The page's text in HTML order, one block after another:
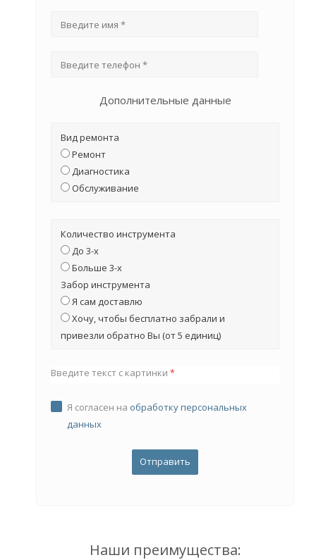
Дополнительные данные
Вид ремонта
Ремонт
Диагностика
Обслуживание
Количество инструмента
До 3-х
Больше 3-х
Забор инструмента
Я сам доставлю
Хочу, чтобы бесплатно забрали и
привезли обратно Вы (от 5 единиц)
Введите текст с картинки *
Я согласен на обработку персональных
данных
Наши преимущества: